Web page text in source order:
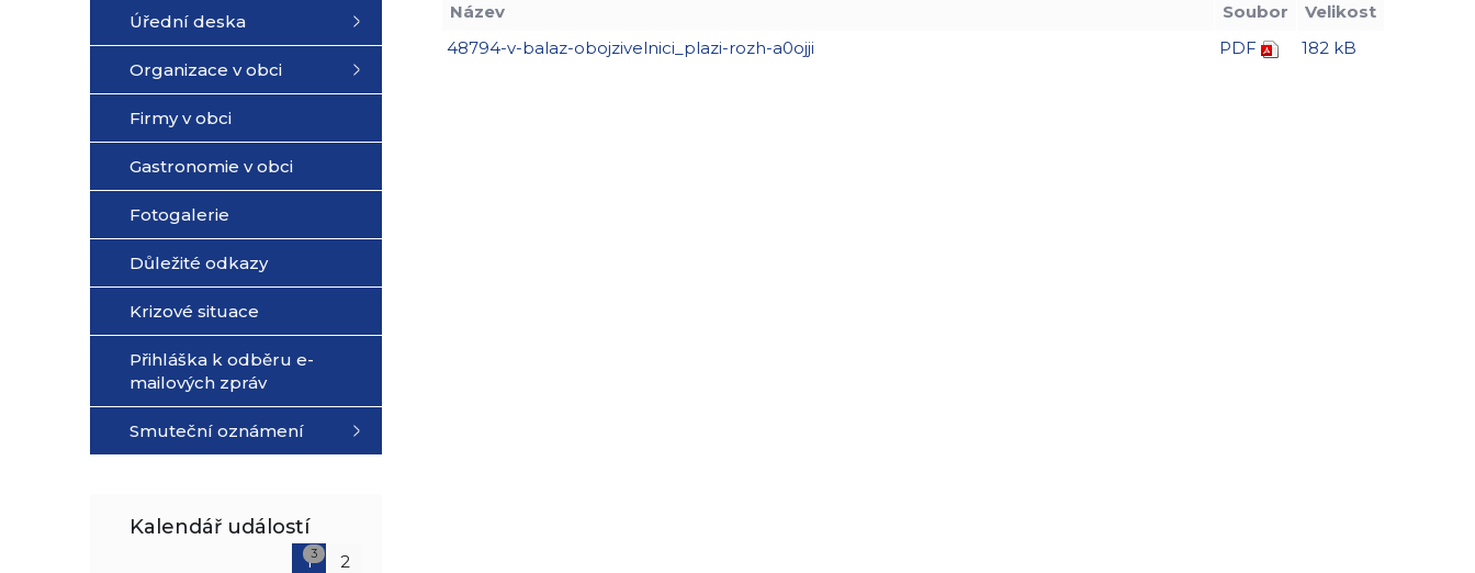
Úřední deska
Organizace v obci
Firmy v obci
Gastronomie v obci
Fotogalerie
Důležité odkazy
Krizové situace
Přihláška k odběru e-
mailových zpráv
Smuteční oznámení
Kalendář událostí
13
2
Název Soubor
Velikost
48794-v-balaz-obojzivelnici_plazi-rozh-a0ojji
PDF 182 kB